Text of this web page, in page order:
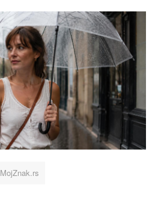
MojZnak.rs